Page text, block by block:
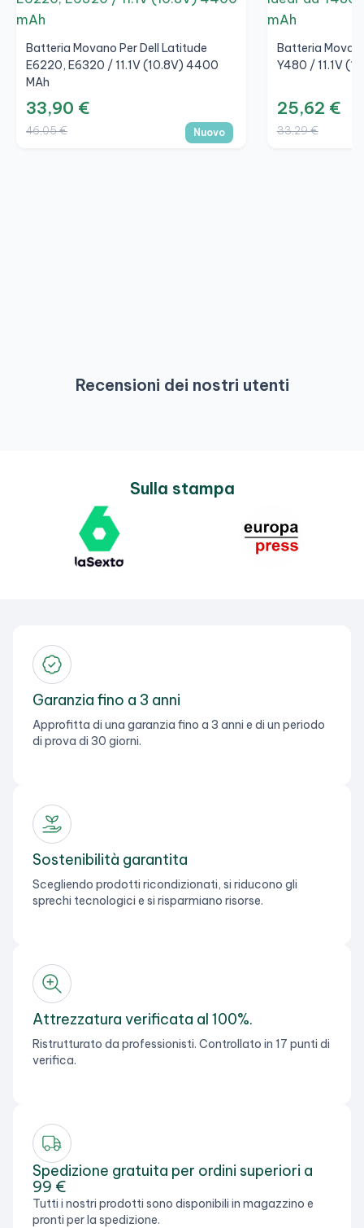
Batteria Movano Per Dell Latitude
E6220, E6320 / 11.1V (10.8V) 4400
MAh
33,90 €
46,05 € Nuovo
Batteria
Y480 / 11.1V
25,62 €
33,29 €
Recensioni dei nostri utenti
Sulla stampa
Garanzia fino a 3 anni
Approfitta di una garanzia fino a 3 anni e di un periodo
di prova di 30 giorni.
Sostenibilità garantita
Scegliendo prodotti ricondizionati, si riducono gli
sprechi tecnologici e si risparmiano risorse.
Attrezzatura verificata al 100%.
Ristrutturato da professionisti. Controllato in 17 punti di
verifica.
Spedizione gratuita per ordini superiori a
99 €
Tutti i nostri prodotti sono disponibili in magazzino e
pronti per la spedizione.